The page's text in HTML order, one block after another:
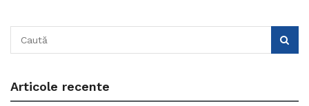
Articole recente